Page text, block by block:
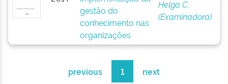
gestão do
conhecimento nas
organizações
Helga C.
(Examinadora)
previous 1 next